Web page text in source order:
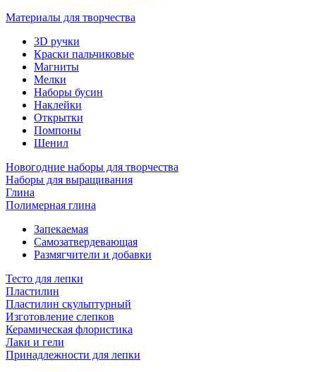
Материалы для творчества
3D ручки
Краски пальчиковые
Магниты
Мелки
Наборы бусин
Наклейки
Открытки
Помпоны
Шенил
Новогодние наборы для творчества
Наборы для выращивания
Глина
Полимерная глина
Запекаемая
Самозатвердевающая
Размягчители и добавки
Тесто для лепки
Пластилин
Пластилин скульптурный
Изготовление слепков
Керамическая флористика
Лаки и гели
Принадлежности для лепки